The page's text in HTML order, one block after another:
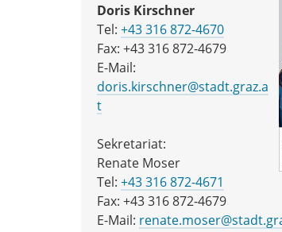
Doris Kirschner
Tel: +43 316 872-4670
Fax: +43 316 872-4679
E-Mail:
doris.kirschner@stadt.graz.a
t
Sekretariat:
Renate Moser
Tel: +43 316 872-4671
Fax: +43 316 872-4679
E-Mail: